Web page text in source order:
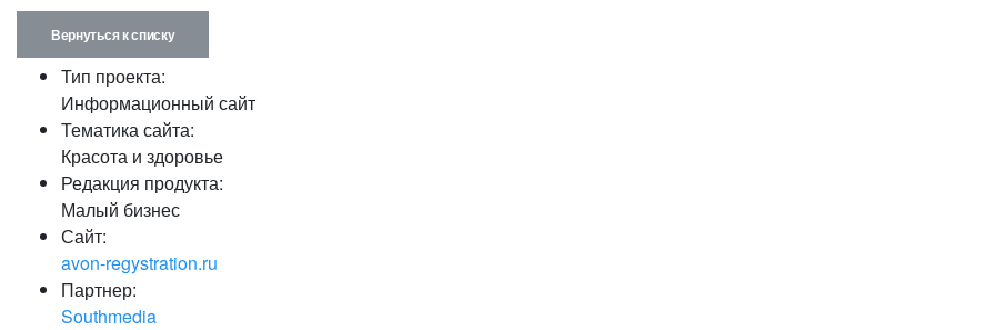
Вернуться к списку
Тип проекта:
Информационный сайт
Тематика сайта:
Красота и здоровье
Редакция продукта:
Малый бизнес
Сайт:
avon-regystration.ru
Партнер:
Southmedia